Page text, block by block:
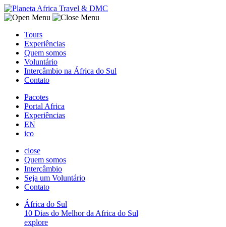
Tours
Experiências
Quem somos
Voluntário
Intercâmbio na África do Sul
Contato
Pacotes
Portal Africa
Experiências
EN
ico
close
Quem somos
Intercâmbio
Seja um Voluntário
Contato
África do Sul
10 Dias do Melhor da Africa do Sul
explore